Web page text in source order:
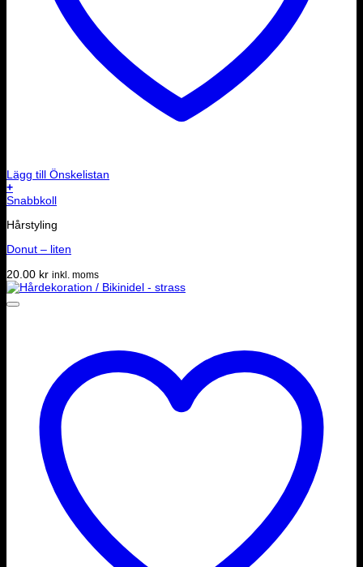
Lägg till Önskelistan
+
Snabbkoll
Hårstyling
Donut – liten
20.00 kr inkl. moms